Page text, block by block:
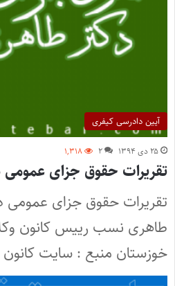
آیین دادرسی کیفری
۲۵ دی ۱۳۹۴ ۲ ۱,۳۱۸
تقریرات حقوق جزای
تقریرات حقوق جزای عمومی
طاهری نسب رییس کانون
خوزستان منبع : سایت